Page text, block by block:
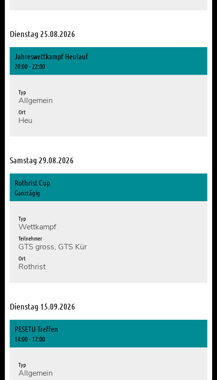
Dienstag 25.08.2026
Jahreswettkampf Heulauf
20:00 - 22:00
Typ
Allgemein
Ort
Heu
Samstag 29.08.2026
Rothrist Cup
Ganztägig
Typ
Wettkampf
Teilnehmer
GTS gross, GTS Kür
Ort
Rothrist
Dienstag 15.09.2026
PESETU Treffen
14:00 - 17:00
Typ
Allgemein